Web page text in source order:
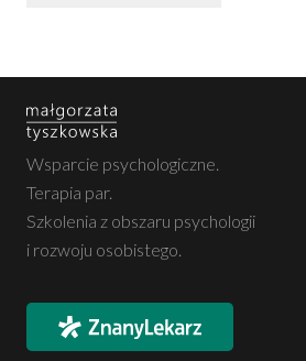
Wsparcie psychologiczne.
Terapia par.
Szkolenia z obszaru psychologii
i rozwoju osobistego.